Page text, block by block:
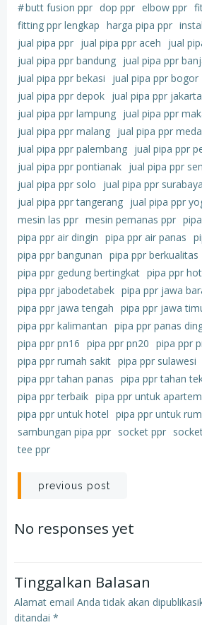
#butt fusion ppr dop ppr elbow ppr
fitting ppr lengkap harga pipa ppr
jual pipa ppr jual pipa ppr aceh
jual
jual pipa ppr bandung jual pipa ppr
jual pipa ppr bekasi
jual pipa ppr bogor
jual pipa ppr depok jual pipa ppr jakarta
jual pipa ppr lampung jual pipa ppr
jual pipa ppr malang jual pipa ppr
jual pipa ppr palembang jual pipa ppr
jual pipa ppr pontianak jual pipa ppr
jual pipa ppr solo
jual pipa ppr surabaya
jual pipa ppr tangerang jual pipa ppr
mesin las ppr mesin pemanas ppr
pipa ppr air dingin pipa ppr air panas
pipa ppr bangunan pipa ppr berkualitas
pipa ppr gedung bertingkat pipa ppr
pipa ppr jabodetabek pipa ppr jawa
pipa ppr jawa tengah pipa ppr jawa
pipa ppr kalimantan pipa ppr panas
pipa ppr pn16 pipa ppr pn20 pipa ppr
pipa ppr rumah sakit pipa ppr sulawesi
pipa ppr tahan panas pipa ppr tahan
pipa ppr terbaik pipa ppr untuk
pipa ppr untuk hotel pipa ppr untuk
sambungan pipa ppr socket ppr
tee ppr
Post
navigation
previous post
No responses yet
Tinggalkan Balasan
Alamat email Anda tidak akan
ditandai *